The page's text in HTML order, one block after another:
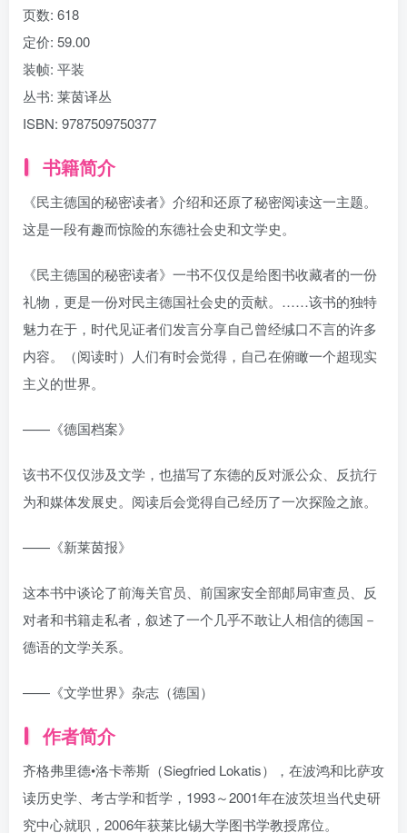
页数: 618
定价: 59.00
装帧: 平装
丛书: 莱茵译丛
ISBN: 9787509750377
书籍简介
《民主德国的秘密读者》介绍和还原了秘密阅读这一主题。
这是一段有趣而惊险的东德社会史和文学史。
《民主德国的秘密读者》一书不仅仅是给图书收藏者的一份
礼物，更是一份对民主德国社会史的贡献。……该书的独特
魅力在于，时代见证者们发言分享自己曾经缄口不言的许多
内容。（阅读时）人们有时会觉得，自己在俯瞰一个超现实
主义的世界。
——《德国档案》
该书不仅仅涉及文学，也描写了东德的反对派公众、反抗行
为和媒体发展史。阅读后会觉得自己经历了一次探险之旅。
——《新莱茵报》
这本书中谈论了前海关官员、前国家安全部邮局审查员、反
对者和书籍走私者，叙述了一个几乎不敢让人相信的德国－
德语的文学关系。
——《文学世界》杂志（德国）
作者简介
齐格弗里德•洛卡蒂斯（Siegfried Lokatis），在波鸿和比萨攻
读历史学、考古学和哲学，1993～2001年在波茨坦当代史研
究中心就职，2006年获莱比锡大学图书学教授席位。